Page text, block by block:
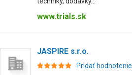
www.trials.sk
JASPIRE s.r.o.
Pridať hodnotenie